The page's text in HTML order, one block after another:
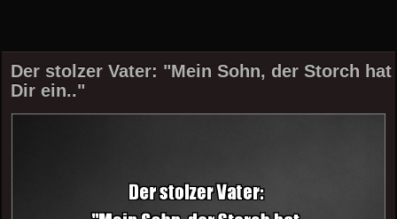
Der stolzer Vater: "Mein Sohn, der Storch hat
Dir ein.."